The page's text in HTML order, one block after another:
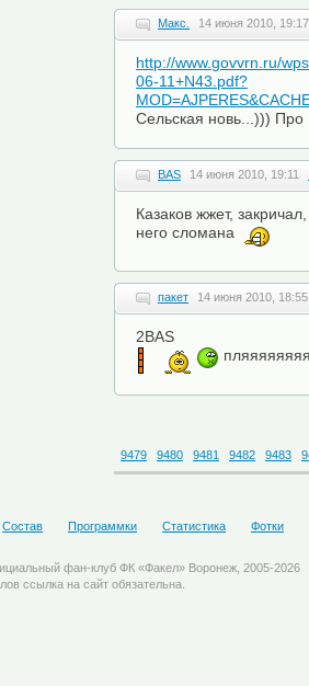
Макс. 14 июня 2010, 19:17
http://www.govvrn.ru/
06-11+N43.pdf?
Сельская новь...))) Про
BAS 14 июня 2010, 19:11
Казаков жжет,
него сломана
пакет 14 июня 2010, 18:55
2BAS
9479 9480 9481 9482 9483
Состав Программки Статистика Фотки
фан-клуб ФК «Факел» Воронеж, 2005-2026
ссылка на сайт обязательна.